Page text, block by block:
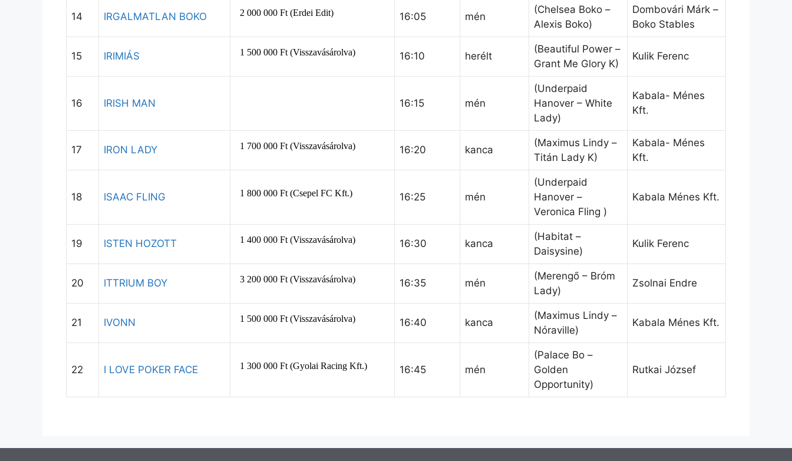
14 IRGALMATLAN BOKO 16:05 mén
(Chelsea Boko –
Alexis Boko)
Dombovári Márk –
Boko Stables
15 IRIMIÁS 16:10 herélt
(Beautiful Power –
Grant Me Glory K)
Kulik Ferenc
16 IRISH MAN 16:15 mén
(Underpaid
Hanover – White
Lady)
Kabala- Ménes
Kft.
17 IRON LADY 16:20 kanca
(Maximus Lindy –
Titán Lady K)
Kabala- Ménes
Kft.
18 ISAAC FLING 16:25 mén
(Underpaid
Hanover –
Veronica Fling )
Kabala Ménes Kft.
19 ISTEN HOZOTT 16:30 kanca
(Habitat –
Daisysine)
Kulik Ferenc
20 ITTRIUM BOY 16:35 mén
(Merengő – Bróm
Lady)
Zsolnai Endre
21 IVONN 16:40 kanca
(Maximus Lindy –
Nóraville)
Kabala Ménes Kft.
22 I LOVE POKER FACE 16:45 mén
(Palace Bo –
Golden
Opportunity)
Rutkai József